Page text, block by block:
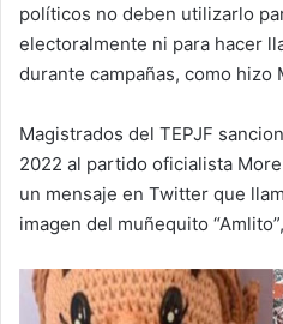
políticos no deben utilizarlo
electoralmente ni para hacer
durante campañas, como hizo
Magistrados del TEPJF
2022 al partido oficialista
un mensaje en Twitter que
imagen del muñequito “Amlito”,